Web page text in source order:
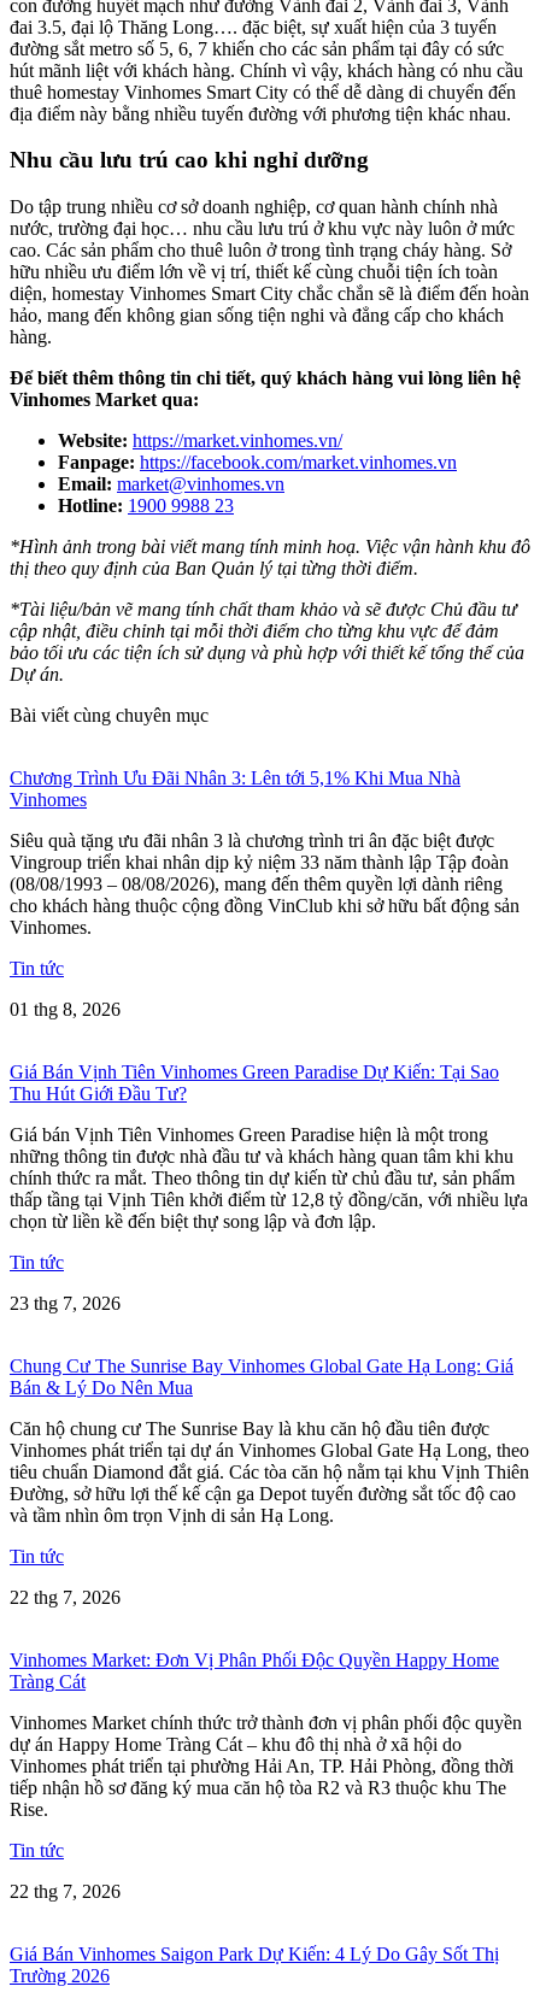
con đường huyết mạch như đường Vành đai 2, Vành đai 3, Vành
đai 3.5, đại lộ Thăng Long…. đặc biệt, sự xuất hiện của 3 tuyến
đường sắt metro số 5, 6, 7 khiến cho các sản phẩm tại đây có sức
hút mãnh liệt với khách hàng. Chính vì vậy, khách hàng có nhu cầu
thuê homestay Vinhomes Smart City có thể dễ dàng di chuyển đến
địa điểm này bằng nhiều tuyến đường với phương tiện khác nhau.
Nhu cầu lưu trú cao khi nghỉ dưỡng
Do tập trung nhiều cơ sở doanh nghiệp, cơ quan hành chính nhà
nước, trường đại học… nhu cầu lưu trú ở khu vực này luôn ở mức
cao. Các sản phẩm cho thuê luôn ở trong tình trạng cháy hàng. Sở
hữu nhiều ưu điểm lớn về vị trí, thiết kế cùng chuỗi tiện ích toàn
diện, homestay Vinhomes Smart City chắc chắn sẽ là điểm đến hoàn
hảo, mang đến không gian sống tiện nghi và đẳng cấp cho khách
hàng.
Để biết thêm thông tin chi tiết, quý khách hàng vui lòng liên hệ
Vinhomes Market qua:
Website: https://market.vinhomes.vn/
Fanpage: https://facebook.com/market.vinhomes.vn
Email: market@vinhomes.vn
Hotline: 1900 9988 23
*Hình ảnh trong bài viết mang tính minh hoạ. Việc vận hành khu đô
thị theo quy định của Ban Quản lý tại từng thời điểm.
*Tài liệu/bản vẽ mang tính chất tham khảo và sẽ được Chủ đầu tư
cập nhật, điều chỉnh tại mỗi thời điểm cho từng khu vực để đảm
bảo tối ưu các tiện ích sử dụng và phù hợp với thiết kế tổng thể của
Dự án.
Bài viết cùng chuyên mục
Chương Trình Ưu Đãi Nhân 3: Lên tới 5,1% Khi Mua Nhà
Vinhomes
Siêu quà tặng ưu đãi nhân 3 là chương trình tri ân đặc biệt được
Vingroup triển khai nhân dịp kỷ niệm 33 năm thành lập Tập đoàn
(08/08/1993 – 08/08/2026), mang đến thêm quyền lợi dành riêng
cho khách hàng thuộc cộng đồng VinClub khi sở hữu bất động sản
Vinhomes.
Tin tức
01 thg 8, 2026
Giá Bán Vịnh Tiên Vinhomes Green Paradise Dự Kiến: Tại Sao
Thu Hút Giới Đầu Tư?
Giá bán Vịnh Tiên Vinhomes Green Paradise hiện là một trong
những thông tin được nhà đầu tư và khách hàng quan tâm khi khu
chính thức ra mắt. Theo thông tin dự kiến từ chủ đầu tư, sản phẩm
thấp tầng tại Vịnh Tiên khởi điểm từ 12,8 tỷ đồng/căn, với nhiều lựa
chọn từ liền kề đến biệt thự song lập và đơn lập.
Tin tức
23 thg 7, 2026
Chung Cư The Sunrise Bay Vinhomes Global Gate Hạ Long: Giá
Bán & Lý Do Nên Mua
Căn hộ chung cư The Sunrise Bay là khu căn hộ đầu tiên được
Vinhomes phát triển tại dự án Vinhomes Global Gate Hạ Long, theo
tiêu chuẩn Diamond đắt giá. Các tòa căn hộ nằm tại khu Vịnh Thiên
Đường, sở hữu lợi thế kế cận ga Depot tuyến đường sắt tốc độ cao
và tầm nhìn ôm trọn Vịnh di sản Hạ Long.
Tin tức
22 thg 7, 2026
Vinhomes Market: Đơn Vị Phân Phối Độc Quyền Happy Home
Tràng Cát
Vinhomes Market chính thức trở thành đơn vị phân phối độc quyền
dự án Happy Home Tràng Cát – khu đô thị nhà ở xã hội do
Vinhomes phát triển tại phường Hải An, TP. Hải Phòng, đồng thời
tiếp nhận hồ sơ đăng ký mua căn hộ tòa R2 và R3 thuộc khu The
Rise.
Tin tức
22 thg 7, 2026
Giá Bán Vinhomes Saigon Park Dự Kiến: 4 Lý Do Gây Sốt Thị
Trường 2026